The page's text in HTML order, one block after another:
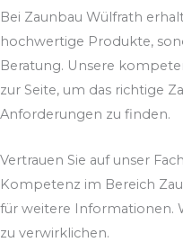
Bei Zaunbau Wülfrath
hochwertige Produkte,
Beratung. Unsere
zur Seite, um das richtige
Anforderungen zu finden.
Vertrauen Sie auf unser
Kompetenz im Bereich
für weitere Informationen.
zu verwirklichen.